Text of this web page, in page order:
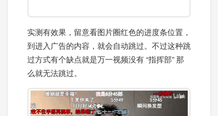
实测有效果，留意看图片圈红色的进度条位置，
到进入广告的内容，就会自动跳过。不过这种跳
过方式有个缺点就是万一视频没有 “指挥部” 那
么就无法跳过。